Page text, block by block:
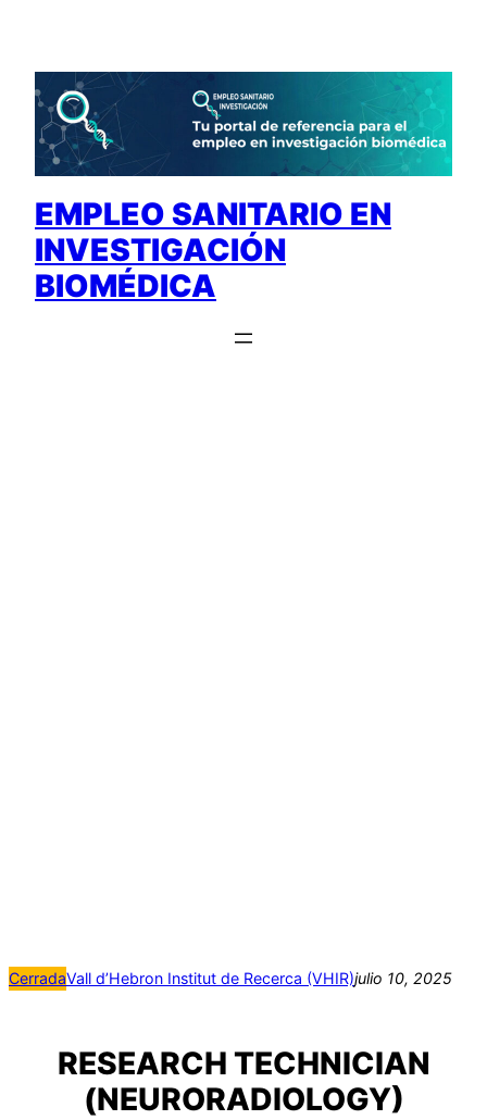
contenido
EMPLEO SANITARIO EN
INVESTIGACIÓN
BIOMÉDICA
CerradaVall d’Hebron Institut de Recerca (VHIR)julio 10, 2025
RESEARCH TECHNICIAN
(NEURORADIOLOGY)